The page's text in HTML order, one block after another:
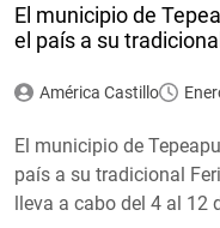
El municipio de
el país a su
América Castillo
El municipio de
país a su tradicional
lleva a cabo del 4 al 12